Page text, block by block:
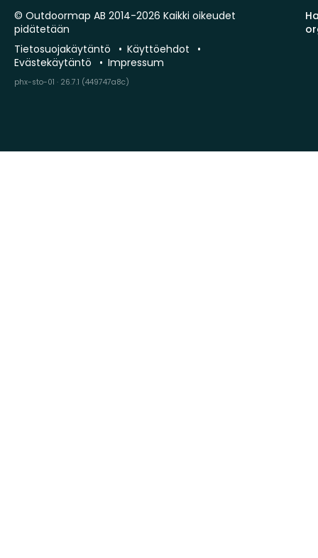
© Outdoormap AB 2014-2026 Kaikki oikeudet
pidätetään
Tietosuojakäytäntö
Käyttöehdot
Evästekäytäntö
Impressum
phx-sto-01 · 26.7.1 (449747a8c)